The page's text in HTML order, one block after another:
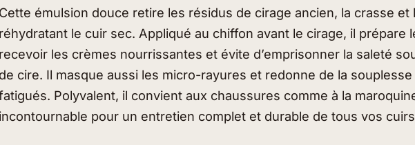
Cette émulsion douce retire les résidus de cirage ancien, la crasse et
réhydratant le cuir sec. Appliqué au chiffon avant le cirage, il prépare
recevoir les crèmes nourrissantes et évite d’emprisonner la saleté
de cire. Il masque aussi les micro-rayures et redonne de la
Polyvalent, il convient aux chaussures comme à la
incontournable pour un entretien complet et durable de tous vos